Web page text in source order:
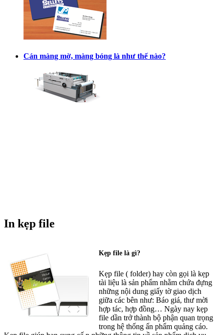
Cán màng mờ, màng bóng là như thế nào?
In kẹp file
Kẹp file là gì?
Kẹp file ( folder) hay còn gọi là kẹp
tài liệu là sản phẩm nhằm chứa đựng
những nội dung giấy tờ giao dịch
giữa các bên như: Báo giá, thư mời
hợp tác, hợp đồng… Ngày nay kẹp
file dần trở thành bộ phận quan trọng
trong hệ thống ấn phẩm quảng cáo.